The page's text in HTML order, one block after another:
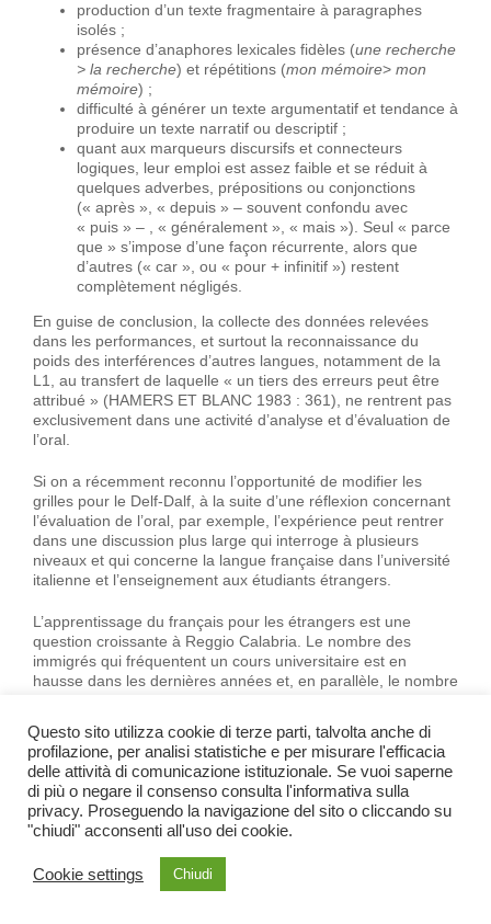
production d’un texte fragmentaire à paragraphes
isolés ;
présence d’anaphores lexicales fidèles (une recherche
> la recherche) et répétitions (mon mémoire> mon
mémoire) ;
difficulté à générer un texte argumentatif et tendance à
produire un texte narratif ou descriptif ;
quant aux marqueurs discursifs et connecteurs
logiques, leur emploi est assez faible et se réduit à
quelques adverbes, prépositions ou conjonctions
(« après », « depuis » – souvent confondu avec
« puis » – , « généralement », « mais »). Seul « parce
que » s’impose d’une façon récurrente, alors que
d’autres (« car », ou « pour + infinitif ») restent
complètement négligés.
En guise de conclusion, la collecte des données relevées
dans les performances, et surtout la reconnaissance du
poids des interférences d’autres langues, notamment de la
L1, au transfert de laquelle « un tiers des erreurs peut être
attribué » (HAMERS ET BLANC 1983 : 361), ne rentrent pas
exclusivement dans une activité d’analyse et d’évaluation de
l’oral.
Si on a récemment reconnu l’opportunité de modifier les
grilles pour le Delf-Dalf, à la suite d’une réflexion concernant
l’évaluation de l’oral, par exemple, l’expérience peut rentrer
dans une discussion plus large qui interroge à plusieurs
niveaux et qui concerne la langue française dans l’université
italienne et l’enseignement aux étudiants étrangers.
L’apprentissage du français pour les étrangers est une
question croissante à Reggio Calabria. Le nombre des
immigrés qui fréquentent un cours universitaire est en
hausse dans les dernières années et, en parallèle, le nombre
universitaire qui encourage la formation en langues, mais
pour laquelle 36 heures peuvent se révéler insuffisantes pour
couvrir les besoins et les composantes que prévoit un cours
de langue. Une formation qui a suscité la curiosité et
rencontré l’enthousiasme d’une part, mais qui met l’accent
sur les insuffisances des compétences discursives des
apprenants. De plus, le cours a montré la forte influence de
l’italien, au détriment des autres langues maternelles, pour
Questo sito utilizza cookie di terze parti, talvolta anche di
profilazione, per analisi statistiche e per misurare l'efficacia
delle attività di comunicazione istituzionale. Se vuoi saperne
di più o negare il consenso consulta l'informativa sulla
privacy. Proseguendo la navigazione del sito o cliccando su
"chiudi" acconsenti all'uso dei cookie.
Cookie settings Chiudi